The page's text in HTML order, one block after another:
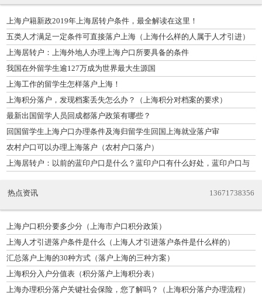
上海户籍新政2019年上海居转户条件，最全解读在这里！
五类人才满足一定条件可直接落户上海（上海什么样的人属于人才引进）
上海居转户：上海外地人办理上海户口所要具备的条件
我国在外留学生逾127万成为世界最大生源国
上海工作的留学生怎样落户上海！
上海积分落户，发现档案丢失怎么办？（上海积分对档案的要求）
最新出国留学人员回成都落户政策有哪些？
回国留学生上海户口办理条件及海归留学生回国上海就业落户审
农村户口可以办理上海落户（农村户口落户）
上海居转户：以前的蓝印户口是什么？蓝印户口有什么好处，蓝印户口与
热点资讯 13671738356
上海户口积分要多少分（上海市户口积分政策）
上海人才引进落户条件是什么（上海人才引进落户条件是什么样的）
汇总落户上海的30种方式（落户上海的三种方案）
上海积分入户分值表（积分落户上海积分表）
上海办理积分落户关键社会保险，您了解吗？（上海积分落户办理流程）